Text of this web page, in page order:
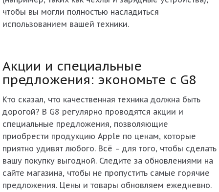
чтобы вы могли полностью насладиться
использованием вашей техники.
Акции и специальные
предложения: экономьте с G8
Кто сказал, что качественная техника должна быть
дорогой? В G8 регулярно проводятся акции и
специальные предложения, позволяющие
приобрести продукцию Apple по ценам, которые
приятно удивят любого. Всё – для того, чтобы сделать
вашу покупку выгодной. Следите за обновлениями на
сайте магазина, чтобы не пропустить самые горячие
предложения. Цены и товары обновляем ежедневно.